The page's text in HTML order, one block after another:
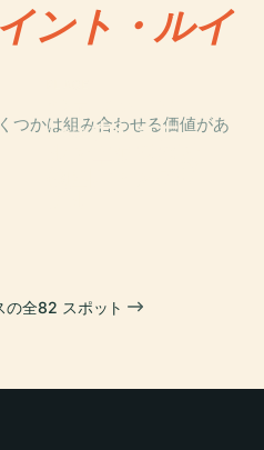
ント・ルイ
つかは組み合わせる価値があ
PLACE
ン・ナショナ
の全82 スポット